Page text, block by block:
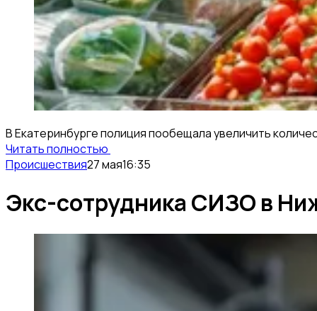
В Екатеринбурге полиция пообещала увеличить
Читать полностью
Происшествия27 мая16:35
Экс-сотрудника СИЗО в